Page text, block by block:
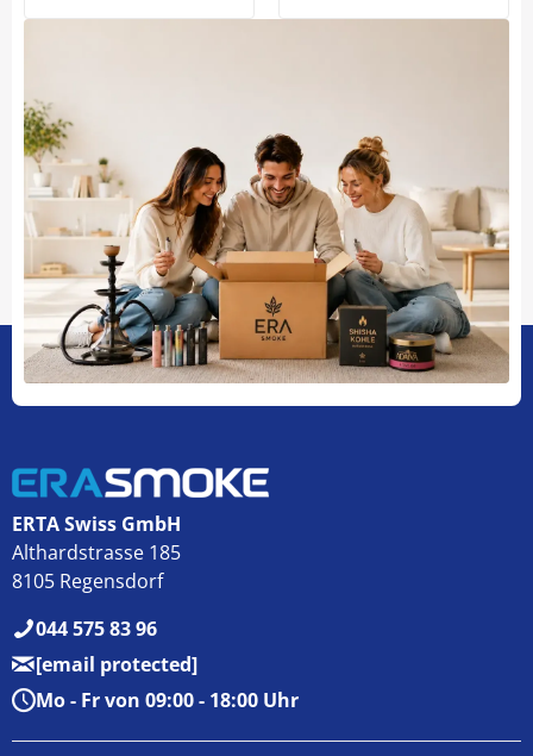
ERTA Swiss GmbH
Althardstrasse 185
8105 Regensdorf
044 575 83 96
[email protected]
Mo - Fr von 09:00 - 18:00 Uhr